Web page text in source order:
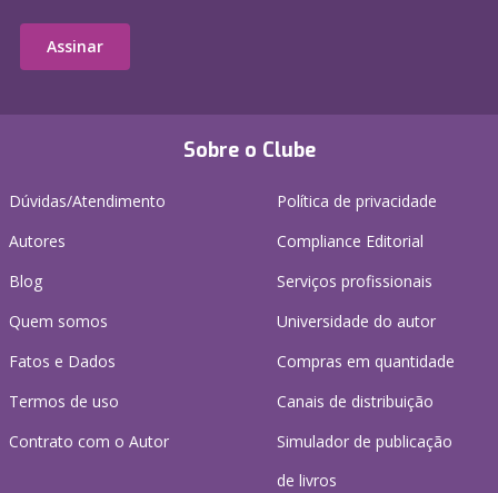
Sobre o Clube
Dúvidas/Atendimento
Autores
Blog
Quem somos
Fatos e Dados
Termos de uso
Contrato com o Autor
Política de privacidade
Compliance Editorial
Serviços profissionais
Universidade do autor
Compras em quantidade
Canais de distribuição
Simulador de publicação
de livros
Assinar